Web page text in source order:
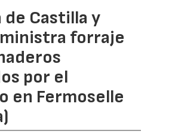
de Castilla y
forraje
por el
en Fermoselle